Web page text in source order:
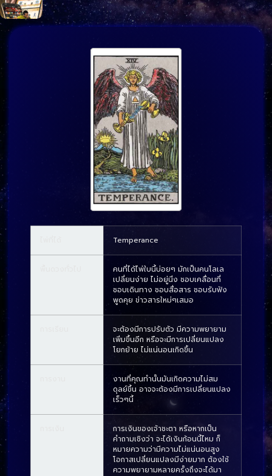
Temperance
คนที่ได้ไพ่ใบนี้บ่อยๆ มักเป็นคนโลเล
เปลี่ยนง่าย ไม่อยู่นิ่ง ชอบเคลื่อนที่
ชอบเดินทาง ชอบสื่อสาร ชอบรับฟัง
พูดคุย ข่าวสารใหม่ๆเสมอ
จะต้องมีการปรับตัว มีความพยายาม
เพิ่มขึ้นอีก หรือจะมีการเปลี่ยนแปลง
โยกย้าย ไม่แน่นอนเกิดขึ้น
งานที่คุณทำนั้นมันเกิดความไม่สม
ดุลย์ขึ้น อาจจะต้องมีการเปลี่ยนแปลง
เร็วๆนี้
การเงินของเจ้าชะตา หรือหากเป็น
คำถามเชิงว่า จะได้เงินก้อนนี้ไหม ก็
หมายความว่ามีความไม่แน่นอนสูง
โอกาสเปลี่ยนแปลงมีง่ายมาก ต้องใช้
ความพยายามหลายครั้งถึงจะได้มา